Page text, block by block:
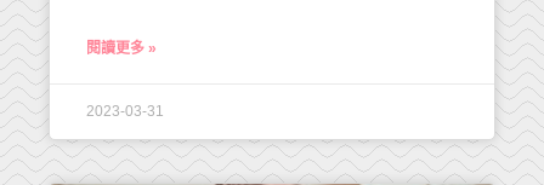
閱讀更多 »
2023-03-31